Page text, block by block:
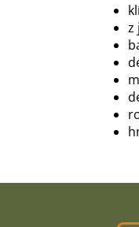
z